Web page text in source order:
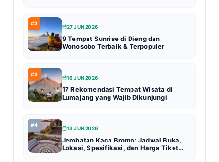
#2
27 JUN 2026
9 Tempat Sunrise di Dieng dan
Wonosobo Terbaik & Terpopuler
#3
16 JUN 2026
17 Rekomendasi Tempat Wisata di
Lumajang yang Wajib Dikunjungi
#4
13 JUN 2026
Jembatan Kaca Bromo: Jadwal Buka,
Lokasi, Spesifikasi, dan Harga Tiket